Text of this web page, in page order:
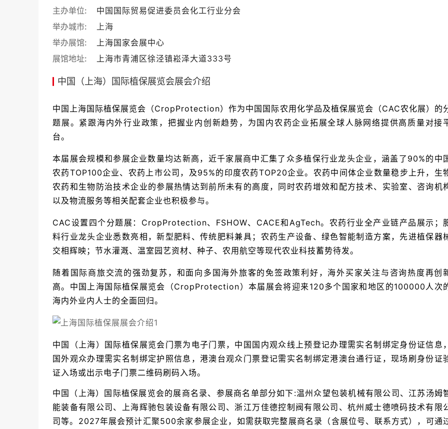
主办单位:
中国国际贸易促进委员会化工行业分会
举办城市:
上海
举办展馆:
上海国家会展中心
展馆地址:
上海市青浦区徐泾镇崧泽大道333号
中国（上海）国际植保展览会展会介绍
中国上海国际植保展览会（CropProtection）作为中国国际农用化学品及植保展览会（CAC农化展）的
题展。紧跟海内外行业政策，把握业内创新趋势，为国内农药企业拓展全球人脉网络提供高质量对接
台。
本届展会规模和参展企业数量均达新高，近千家展商中汇集了众多植保行业龙头企业，涵盖了90%的中
农药TOP100企业、农药上市公司，及95%的印度农药TOP20企业。农药中间体企业数量稳步上升，生
农药和生物防治技术企业的参展热情达到前所未有的高度，同时农药增效和配方技术、实验室、咨询机
以及物流服务等相关配套企业也积极参与。
CAC设置四个分题展：CropProtection、FSHOW、CACE和AgTech。农药行业全产业链产品展示；
料行业龙头企业悉数亮相，新型肥料、传统肥料兼具；农药生产设备、绿色智能制造方案，先进植保器
交相辉映；节水灌溉、温室园艺资材、种子、农用航空等现代农业科技蓄势待发。
随着国际商旅交流的强劲复苏，和面向多国海外旅客的免签政策利好，海外买家关注与咨询热度再创
高。中国上海国际植保展览会（CropProtection）本届展会将迎来120多个国家和地区的100000人次
海内外业内人士的全面回归。
中国（上海）国际植保展览会门票为电子门票，中国国内观众线上预登记办理需实名制绑定身份证信息，
国外观众办理需实名制绑定护照信息，港澳台观众门票登记需实名制绑定港澳台通行证，现场刷身份证
证入场或出示电子门票二维码刷码入场。
中国（上海）国际植保展览会的展商名录、参展商名单部分如下:温州众望包装机械有限公司、江苏汤姆
能装备有限公司、上海辉驰包装设备有限公司、浙江万佳德控制阀有限公司、杭州威士德喷码技术有限
司等。2027年展会预计汇聚500余家参展企业，如需获取完整展商名录（含展位号、联系方式），可通